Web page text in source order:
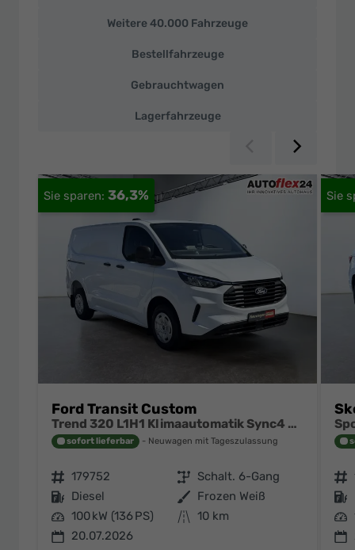
NeuwagenWeitere 40.000 Fahrzeuge
Bestellfahrzeuge
Gebrauchtwagen
Lagerfahrzeuge
Zurück
36,3%
Ford Transit Custom
Trend 320 L1H1 Klimaautomatik Sync4 SHZ 2 x Einparkhilfe Kamera 5JG
sofort lieferbar Neuwagen mit Tageszulassung
Fahrzeugnr. 179752 Getriebe Schalt. 6-Gang
Kraftstoff Diesel Außenfarbe Frozen Weiß
Leistung 100 kW (136 PS) Kilometerstand 10 km
20.07.2026
Fahrzeugnr.
Kraftstoff
Leistung